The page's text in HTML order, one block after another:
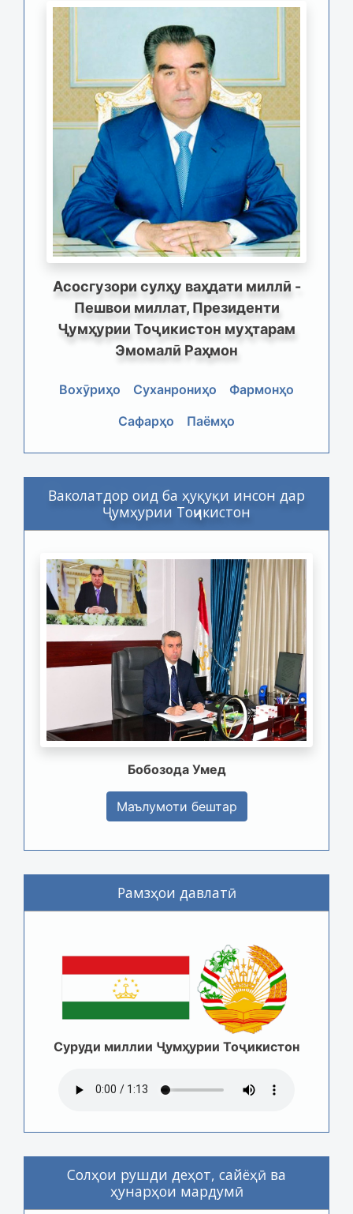
Асосгузори сулҳу ваҳдати миллӣ -
Пешвои миллат, Президенти
Ҷумҳурии Тоҷикистон муҳтарам
Эмомалӣ Раҳмон
Вохӯриҳо Суханрониҳо
Фармонҳо
Сафарҳо
Паёмҳо
Ваколатдор оид ба ҳуқуқи инсон дар
Ҷумҳурии Тоҷикистон
Бобозода Умед
Маълумоти бештар
Рамзҳои давлатӣ
Суруди миллии Ҷумҳурии Тоҷикистон
Солҳои рушди деҳот, сайёҳӣ ва
ҳунарҳои мардумӣ